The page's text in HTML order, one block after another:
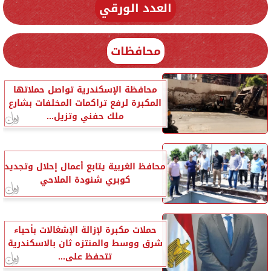
العدد الورقي
محافظات
محافظة الإسكندرية تواصل حملاتها
المكبرة لرفع تراكمات المخلفات بشارع
ملك حفني وتزيل...
محافظ الغربية يتابع أعمال إحلال وتجديد
كوبري شنودة الملاحي
حملات مكبرة لإزالة الإشغالات بأحياء
شرق ووسط والمنتزه ثان بالاسكندرية
تتحفظ على...